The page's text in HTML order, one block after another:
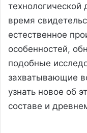
технологической
время
естественное
особенностей,
подобные
захватывающие
узнать новое об
составе и